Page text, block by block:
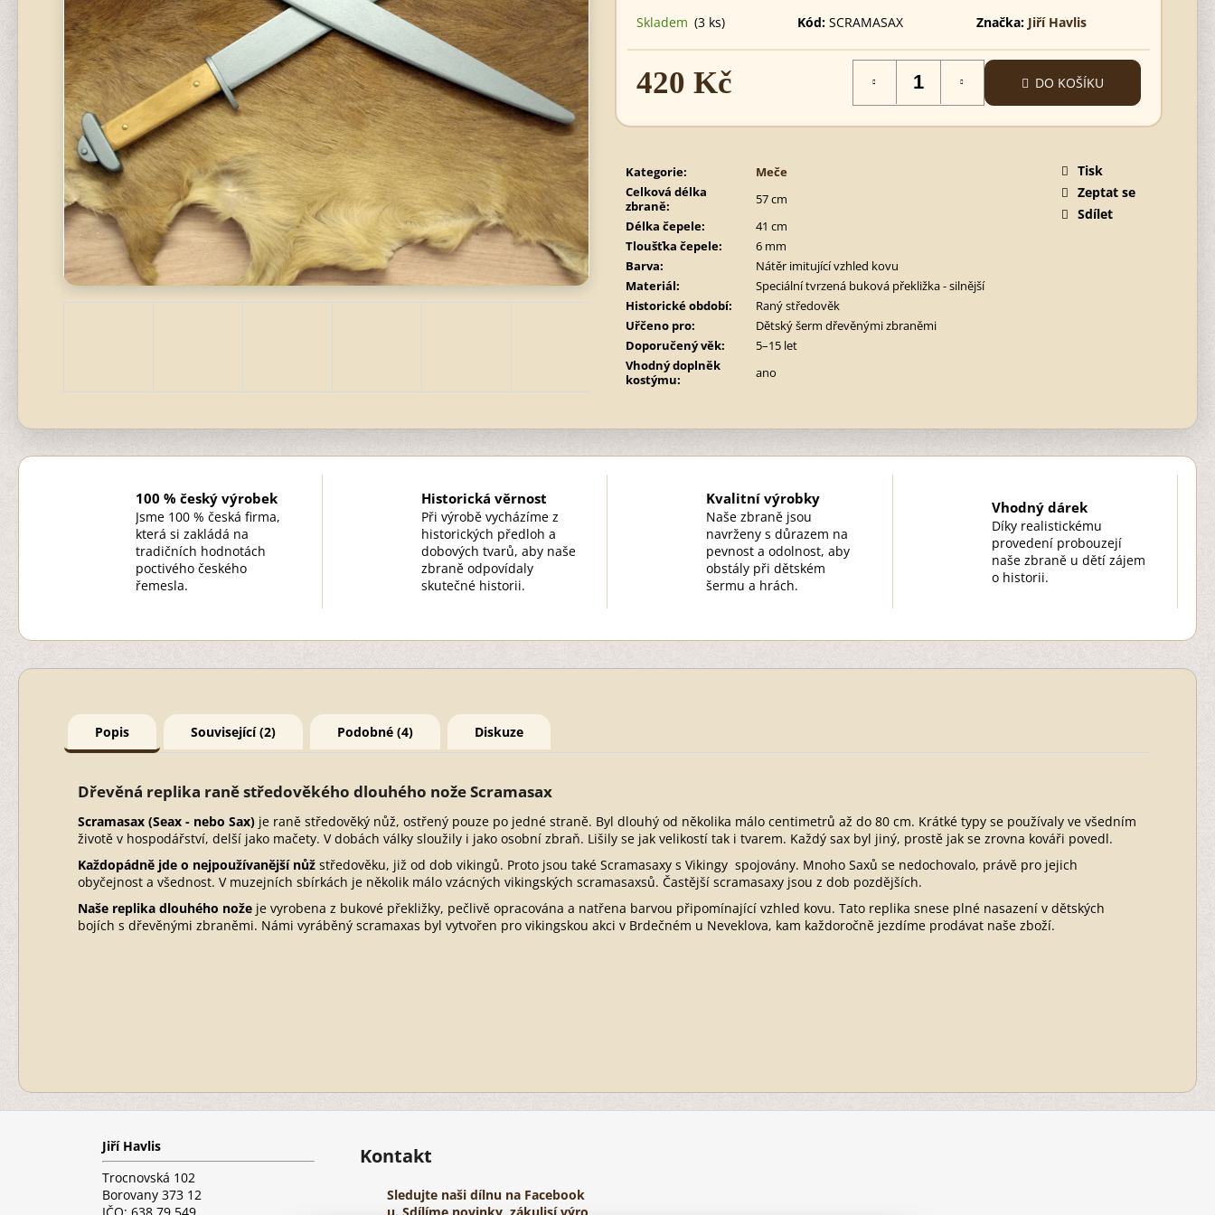
Skladem (3 ks) Kód: SCRAMASAX Značka: Jiří Havlis
420 Kč
cena:
DO KOŠÍKU
Kategorie:
Meče
Celková délka
zbraně:
57 cm
Délka čepele:
41 cm
Tloušťka čepele:
6 mm
Barva:
Nátěr imitující vzhled kovu
Materiál:
Speciální tvrzená buková překližka - silnější
Historické období:
Raný středověk
Uřčeno pro:
Dětský šerm dřevěnými zbraněmi
Doporučený věk:
5–15 let
Vhodný doplněk
kostýmu: ano
Tisk
Zeptat se
Sdílet
100 % český výrobek
Jsme 100 % česká firma,
která si zakládá na
tradičních hodnotách
poctivého českého
řemesla.
Historická věrnost
Při výrobě vycházíme z
historických předloh a
dobových tvarů, aby naše
zbraně odpovídaly
skutečné historii.
Kvalitní výrobky
Naše zbraně jsou
navrženy s důrazem na
pevnost a odolnost, aby
obstály při dětském
šermu a hrách.
Vhodný dárek
Díky realistickému
provedení probouzejí
naše zbraně u dětí zájem
o historii.
Popis Související (2) Podobné (4) Diskuze
Dřevěná replika raně středověkého dlouhého nože Scramasax
Scramasax (Seax - nebo Sax) je raně středověký nůž, ostřený pouze po jedné straně. Byl dlouhý od několika málo centimetrů až do 80 cm. Krátké typy se používaly ve všedním
životě v hospodářství, delší jako mačety. V dobách války sloužily i jako osobní zbraň. Lišily se jak velikostí tak i tvarem. Každý sax byl jiný, prostě jak se zrovna kováři povedl.
Každopádně jde o nejpoužívanější nůž středověku, již od dob vikingů. Proto jsou také Scramasaxy s Vikingy spojovány. Mnoho Saxů se nedochovalo, právě pro jejich
obyčejnost a všednost. V muzejních sbírkách je několik málo vzácných vikingských scramasaxsů. Častější scramasaxy jsou z dob pozdějších.
Naše replika dlouhého nože je vyrobena z bukové překližky, pečlivě opracována a natřena barvou připomínající vzhled kovu. Tato replika snese plné nasazení v dětských
bojích s dřevěnými zbraněmi. Námi vyráběný scramaxas byl vytvořen pro vikingskou akci v Brdečném u Neveklova, kam každoročně jezdíme prodávat naše zboží.
320 Kč
620 Kč
Z
Jiří Havlis
Trocnovská 102
Borovany 373 12
Kontakt
Sledujte naši dílnu na Facebook